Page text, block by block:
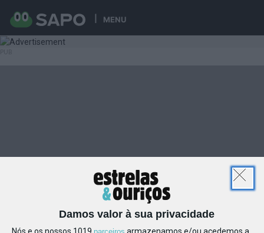
Damos valor à sua privacidade
Nós e os nossos 1019
armazenamos e/ou acedemos a
MENU